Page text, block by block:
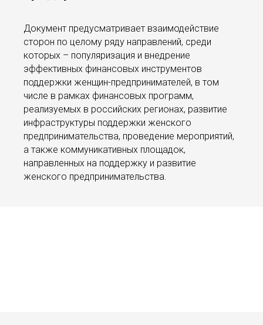
Документ предусматривает взаимодействие
сторон по целому ряду направлений, среди
которых – популяризация и внедрение
эффективных финансовых инструментов
поддержки женщин-предпринимателей, в том
числе в рамках финансовых программ,
реализуемых в российских регионах, развитие
инфраструктуры поддержки женского
предпринимательства, проведение мероприятий,
а также коммуникативных площадок,
направленных на поддержку и развитие
женского предпринимательства.